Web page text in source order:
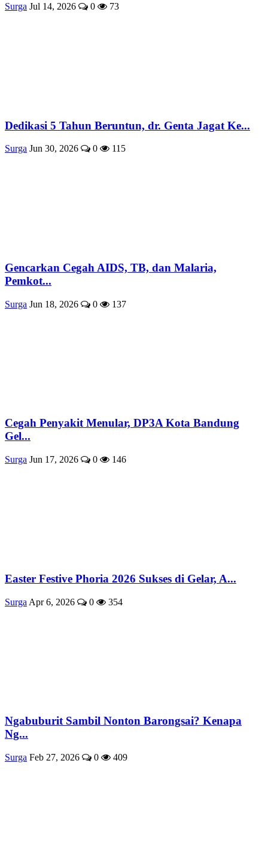
Surga Jul 14, 2026 0 73
Dedikasi 5 Tahun Beruntun, dr. Genta Jagat Ke...
Surga Jun 30, 2026 0 115
Gencarkan Cegah AIDS, TB, dan Malaria,
Pemkot...
Surga Jun 18, 2026 0 137
Cegah Penyakit Menular, DP3A Kota Bandung
Gel...
Surga Jun 17, 2026 0 146
Easter Festive Phoria 2026 Sukses di Gelar, A...
Surga Apr 6, 2026 0 354
Ngabuburit Sambil Nonton Barongsai? Kenapa
Ng...
Surga Feb 27, 2026 0 409